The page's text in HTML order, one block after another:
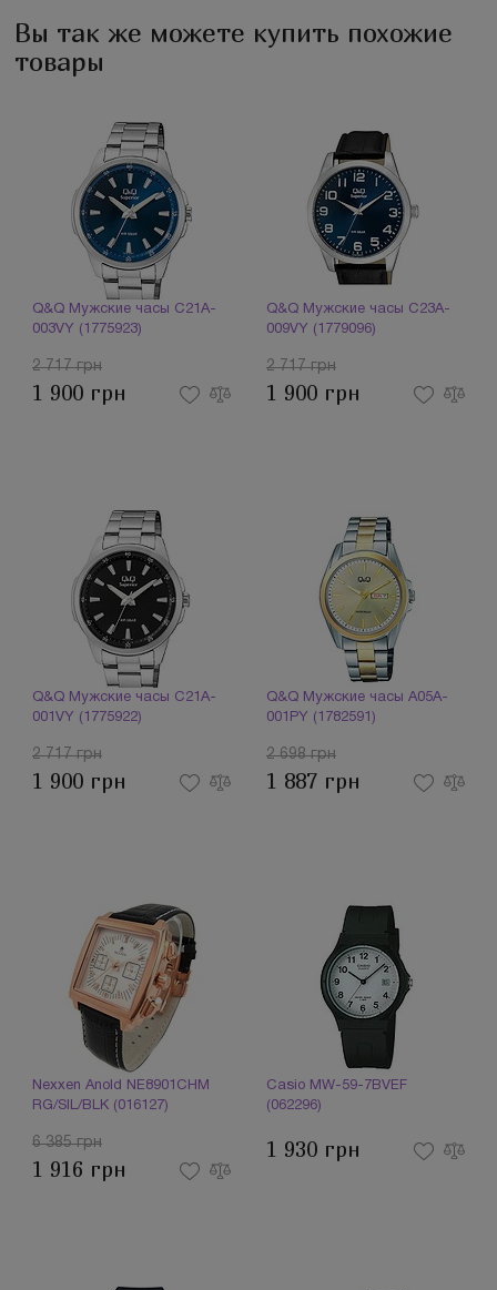
Вы так же можете купить похожие
товары
Q&Q Мужские часы C21A-
003VY (1775923)
2 717 грн
1 900 грн
Q&Q Мужские часы C23A-
009VY (1779096)
2 717 грн
1 900 грн
Q&Q Мужские часы C21A-
001VY (1775922)
2 717 грн
1 900 грн
Q&Q Мужские часы A05A-
001PY (1782591)
2 698 грн
1 887 грн
Nexxen Anold NE8901CHM
RG/SIL/BLK (016127)
6 385 грн
1 916 грн
Casio MW-59-7BVEF
(062296)
1 930 грн